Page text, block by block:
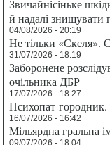
Звичайнісіньке
й надалі знищувати
04/08/2026 - 20:19
Не тільки «Скеля».
31/07/2026 - 18:19
Заборонене
очільника ДБР
17/07/2026 - 18:27
Психопат-
16/07/2026 - 16:42
Мільярдна гральна